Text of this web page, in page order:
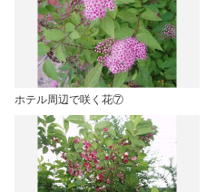
ホテル周辺で咲く花⑦